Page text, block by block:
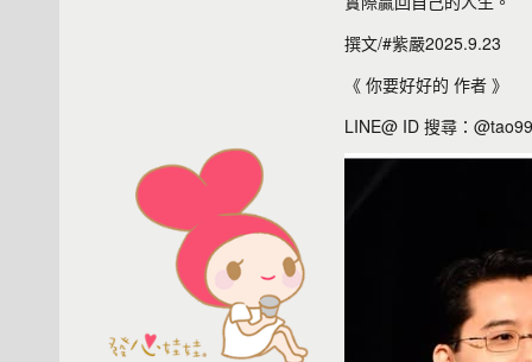
撰文/#紫嚴2025.9.23
《 你要好好的 作者 》
LINE@ ID 搜尋：@tao99